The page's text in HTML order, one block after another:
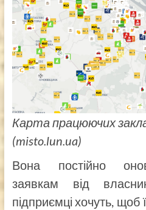
Карта працюючих
(misto.lun.ua)
Вона постійно
заявкам від
підприємці хочуть, щоб